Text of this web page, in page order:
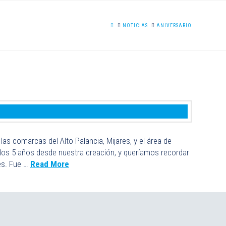
HOMENOTICIAS ANIVERSARIO
comarcas del Alto Palancia, Mijares, y el área de
5 años desde nuestra creación, y queríamos recordar
Fue … Read More